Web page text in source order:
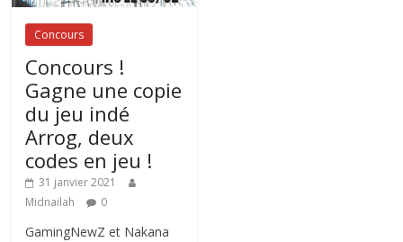
Concours
Concours !
Gagne une copie
du jeu indé
Arrog, deux
codes en jeu !
31 janvier 2021
Midnailah
0
GamingNewZ et Nakana